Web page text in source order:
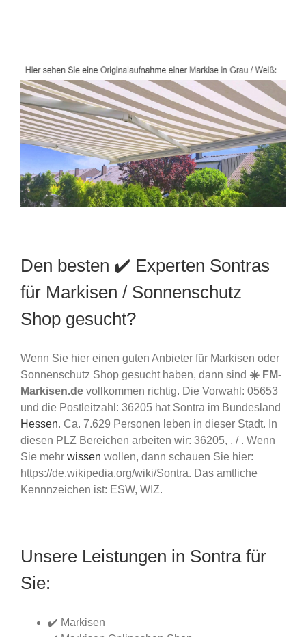
Den besten ✔️ Experten Sontras
für Markisen / Sonnenschutz
Shop gesucht?
Wenn Sie hier einen guten Anbieter für Markisen oder
Sonnenschutz Shop gesucht haben, dann sind ☀️ FM-
Markisen.de vollkommen richtig. Die Vorwahl: 05653
und die Postleitzahl: 36205 hat Sontra im Bundesland
Hessen. Ca. 7.629 Personen leben in dieser Stadt. In
diesen PLZ Bereichen arbeiten wir: 36205, , / . Wenn
Sie mehr wissen wollen, dann schauen Sie hier:
https://de.wikipedia.org/wiki/Sontra. Das amtliche
Kennnzeichen ist: ESW, WIZ.
Unsere Leistungen in Sontra für
Sie:
✔️ Markisen